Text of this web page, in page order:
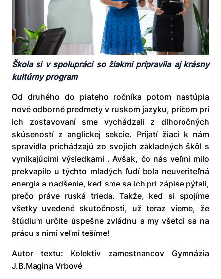
Škola si v spolupráci so žiakmi pripravila aj krásny
kultúrny program
Od druhého do piateho ročníka potom nastúpia
nové odborné predmety v ruskom jazyku, pričom pri
ich zostavovaní sme vychádzali z dlhoročných
skúseností z anglickej sekcie. Prijatí žiaci k nám
spravidla prichádzajú zo svojich základných škôl s
vynikajúcimi výsledkami . Avšak, čo nás veľmi milo
prekvapilo u týchto mladých ľudí bola neuveriteľná
energia a nadšenie, keď sme sa ich pri zápise pýtali,
prečo práve ruská trieda. Takže, keď si spojíme
všetky uvedené skutočnosti, už teraz vieme, že
štúdium určite úspešne zvládnu a my všetci sa na
prácu s nimi veľmi tešíme!
Autor textu: Kolektív zamestnancov Gymnázia
J.B.Magina Vrbové